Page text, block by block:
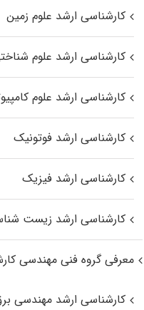
کارشناسی ارشد علوم زمین
کارشناسی ارشد علوم
کارشناسی ارشد علوم
کارشناسی ارشد فوتونیک
کارشناسی ارشد فیزیک
کارشناسی ارشد زیست‌
معرفی گروه فنی مهندسی
کارشناسی ارشد مهندسی